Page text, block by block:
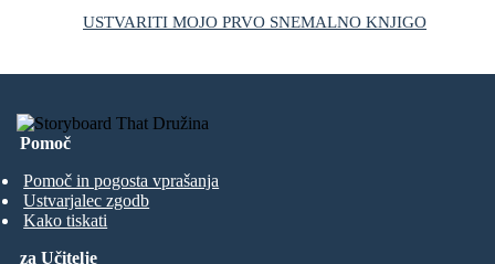
USTVARITI MOJO PRVO SNEMALNO KNJIGO
Pomoč
Pomoč in pogosta vprašanja
Ustvarjalec zgodb
Kako tiskati
za Učitelje